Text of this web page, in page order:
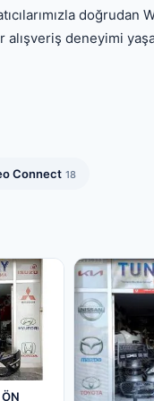
deneyimi
Connect 18